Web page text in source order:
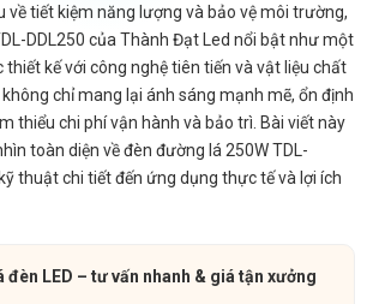
về tiết kiệm năng lượng và bảo vệ môi trường,
DDL250 của Thành Đạt Led nổi bật như một
kế với công nghệ tiên tiến và vật liệu chất
chỉ mang lại ánh sáng mạnh mẽ, ổn định
thiểu chi phí vận hành và bảo trì. Bài viết này
toàn diện về đèn đường lá 250W TDL-
thuật chi tiết đến ứng dụng thực tế và lợi ích
đèn LED – tư vấn nhanh & giá tận xưởng